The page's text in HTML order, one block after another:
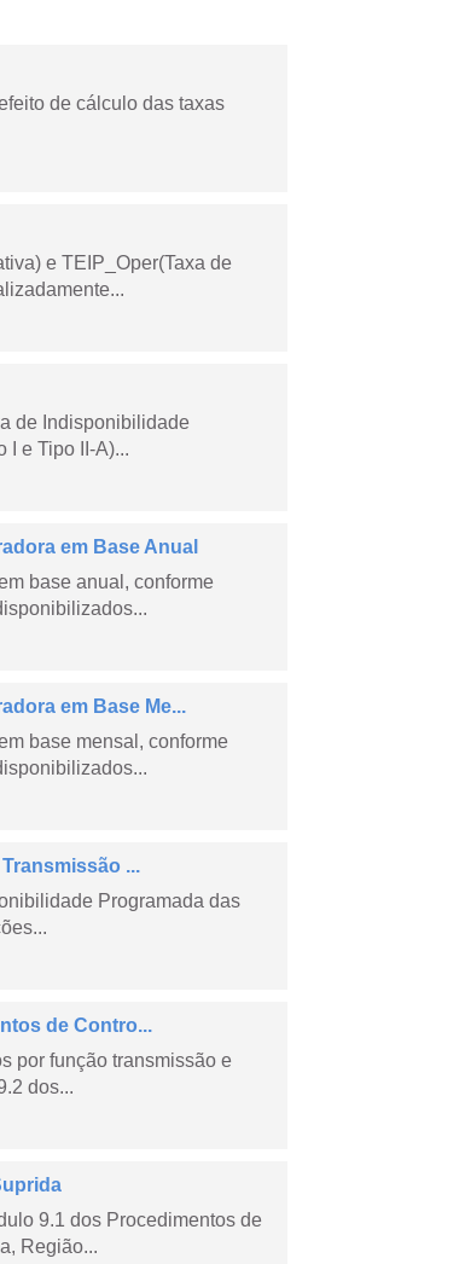
de cálculo das taxas
e TEIP_Oper(Taxa de
de Indisponibilidade
I e Tipo II-A)...
em Base Anual
base anual, conforme
em Base Me...
base mensal, conforme
...
Programada das
de Contro...
por função transmissão e
dos...
9.1 dos Procedimentos de
Região...